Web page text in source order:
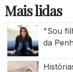
Mais lidas
"Sou
da